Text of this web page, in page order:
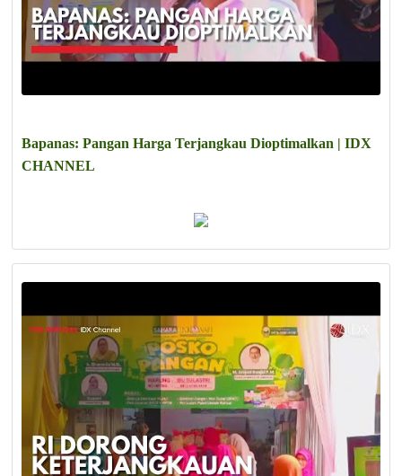
Bapanas: Pangan Harga Terjangkau Dioptimalkan | IDX
CHANNEL